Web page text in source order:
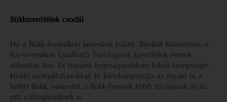
Bükkszentlélek csodái
Ha a Bükk-fennsíkon keresünk bázist, Bánkút közelében, a
Kis-fennsíkon található Turistapark Szentlélek remek
választás lesz. Ez hazánk legmagasabban fekvő kempingje,
kiváló szolgáltatásokkal. Jó kiindulópontja az északi és a
keleti Bükk, valamint a Bükk-fennsík több túrájának és az
esti csillagleseknek is.